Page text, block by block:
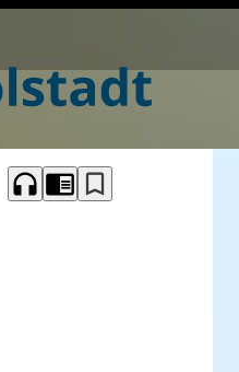
headphones chrome_reader_mode bookmark_border